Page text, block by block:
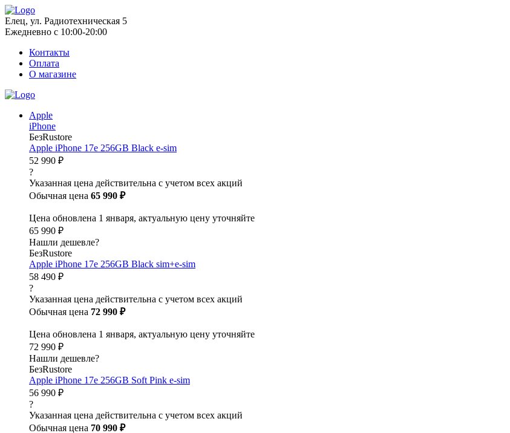
Елец, ул. Радиотехническая 5
Ежедневно с 10:00-20:00
Контакты
Оплата
О магазине
Apple
iPhone
БезRustore
Apple iPhone 17e 256GB Black e-sim
52 990 ₽
?
Указанная цена действительна с учетом всех акций
Обычная цена 65 990 ₽
Цена обновлена 1 января, актуальную цену уточняйте
65 990 ₽
Нашли дешевле?
БезRustore
Apple iPhone 17e 256GB Black sim+e-sim
58 490 ₽
?
Указанная цена действительна с учетом всех акций
Обычная цена 72 990 ₽
Цена обновлена 1 января, актуальную цену уточняйте
72 990 ₽
Нашли дешевле?
БезRustore
Apple iPhone 17e 256GB Soft Pink e-sim
56 990 ₽
?
Указанная цена действительна с учетом всех акций
Обычная цена 70 990 ₽